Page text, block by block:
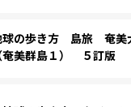
の歩き方 島旅 奄
奄美群島１） ５訂版